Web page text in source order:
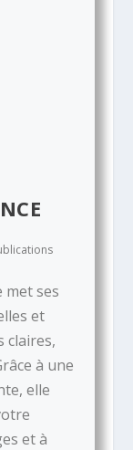
met ses
et
claires,
à une
elle
et à